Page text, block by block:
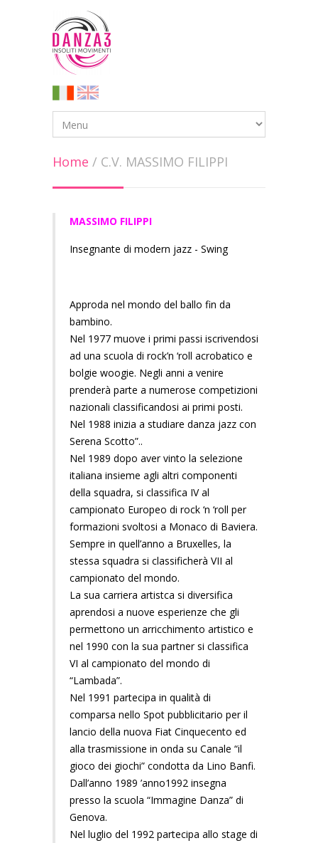
Home / C.V. MASSIMO FILIPPI
MASSIMO FILIPPI
Insegnante di modern jazz - Swing
Approda nel mondo del ballo fin da
bambino.
Nel 1977 muove i primi passi iscrivendosi
ad una scuola di rock’n ‘roll acrobatico e
bolgie woogie. Negli anni a venire
prenderà parte a numerose competizioni
nazionali classificandosi ai primi posti.
Nel 1988 inizia a studiare danza jazz con
Serena Scotto”..
Nel 1989 dopo aver vinto la selezione
italiana insieme agli altri componenti
della squadra, si classifica IV al
campionato Europeo di rock ‘n ‘roll per
formazioni svoltosi a Monaco di Baviera.
Sempre in quell’anno a Bruxelles, la
stessa squadra si classificherà VII al
campionato del mondo.
La sua carriera artistca si diversifica
aprendosi a nuove esperienze che gli
permettono un arricchimento artistico e
nel 1990 con la sua partner si classifica
VI al campionato del mondo di
“Lambada”.
Nel 1991 partecipa in qualità di
comparsa nello Spot pubblicitario per il
lancio della nuova Fiat Cinquecento ed
alla trasmissione in onda su Canale “il
gioco dei giochi” condotta da Lino Banfi.
Dall’anno 1989 ’anno1992 insegna
presso la scuola “Immagine Danza” di
Genova.
Nel luglio del 1992 partecipa allo stage di